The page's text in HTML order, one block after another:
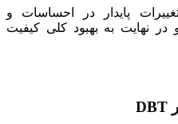
پایدار در احساسات و
نهایت به بهبود کلی کیفیت